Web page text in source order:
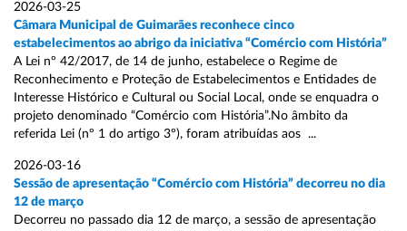
2026-03-25
Câmara Municipal de Guimarães reconhece cinco
estabelecimentos ao abrigo da iniciativa “Comércio com História”
A Lei nº 42/2017, de 14 de junho, estabelece o Regime de
Reconhecimento e Proteção de Estabelecimentos e Entidades de
Interesse Histórico e Cultural ou Social Local, onde se enquadra o
projeto denominado “Comércio com História”.No âmbito da
referida Lei (nº 1 do artigo 3º), foram atribuídas aos ...
2026-03-16
Sessão de apresentação “Comércio com História” decorreu no dia
12 de março
Decorreu no passado dia 12 de março, a sessão de apresentação